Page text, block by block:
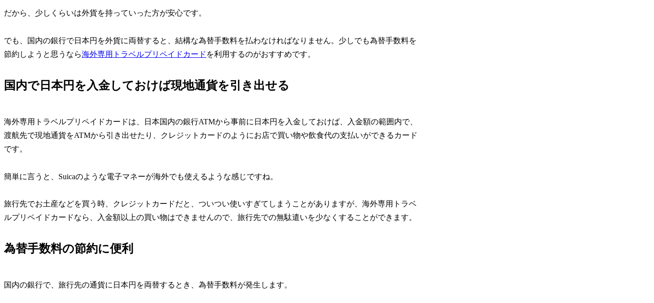
だから、少しくらいは外貨を持っていった方が安心です。
でも、国内の銀行で日本円を外貨に両替すると、結構な為替手数料を払わなければなりません。少しでも為替手数料を
節約しようと思うなら海外専用トラベルプリペイドカード を利用するのがおすすめです。
国内で日本円を入金しておけば現地通貨を引き出せる
海外専用トラベルプリペイドカードは、日本国内の銀行ATMから事前に日本円を入金しておけば、入金額の範囲内で、
渡航先で現地通貨をATMから引き出せたり、クレジットカードのようにお店で買い物や飲食代の支払いができるカード
です。
簡単に言うと、Suicaのような電子マネーが海外でも使えるような感じですね。
旅行先でお土産などを買う時、クレジットカードだと、ついつい使いすぎてしまうことがありますが、海外専用トラベ
ルプリペイドカードなら、入金額以上の買い物はできませんので、旅行先での無駄遣いを少なくすることができます。
為替手数料の節約に便利
国内の銀行で、旅行先の通貨に日本円を両替するとき、為替手数料が発生します。